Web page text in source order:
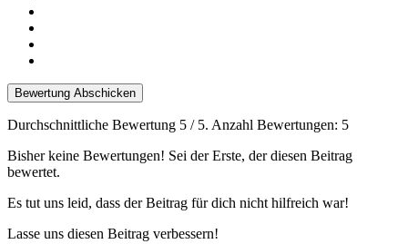
Bewertung Abschicken
Durchschnittliche Bewertung 5 / 5. Anzahl Bewertungen: 5
Bisher keine Bewertungen! Sei der Erste, der diesen Beitrag
bewertet.
Es tut uns leid, dass der Beitrag für dich nicht hilfreich war!
Lasse uns diesen Beitrag verbessern!